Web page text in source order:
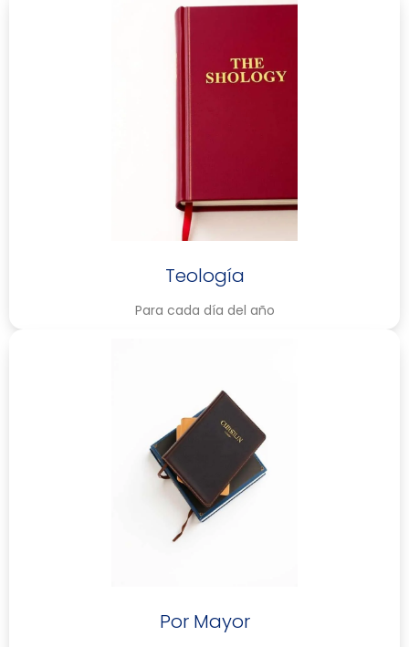
Teología
Para cada día del año
Por Mayor